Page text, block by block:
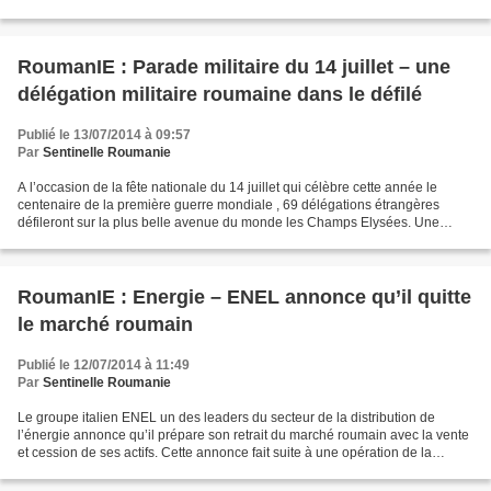
RoumanIE : Parade militaire du 14 juillet – une
délégation militaire roumaine dans le défilé
Publié le 13/07/2014 à 09:57
Par Sentinelle Roumanie
A l’occasion de la fête nationale du 14 juillet qui célèbre cette année le
centenaire de la première guerre mondiale , 69 délégations étrangères
défileront sur la plus belle avenue du monde les Champs Elysées. Une
RoumanIE : Energie – ENEL annonce qu’il quitte
le marché roumain
Publié le 12/07/2014 à 11:49
Par Sentinelle Roumanie
Le groupe italien ENEL un des leaders du secteur de la distribution de
l’énergie annonce qu’il prépare son retrait du marché roumain avec la vente
et cession de ses actifs. Cette annonce fait suite à une opération de la